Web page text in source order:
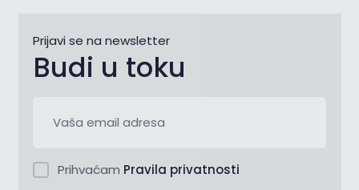
Prijavi se na newsletter
Budi u toku
Prihvaćam Pravila privatnosti